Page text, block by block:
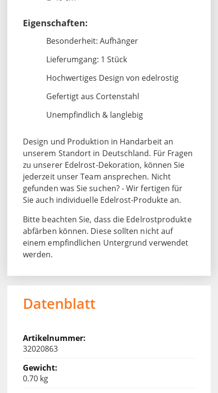
Eigenschaften:
Besonderheit: Aufhänger
Lieferumgang: 1 Stück
Hochwertiges Design von edelrostig
Gefertigt aus Cortenstahl
Unempfindlich & langlebig
Design und Produktion in Handarbeit an
unserem Standort in Deutschland. Für Fragen
zu unserer Edelrost-Dekoration, können Sie
jederzeit unser Team ansprechen. Nicht
gefunden was Sie suchen? - Wir fertigen für
Sie auch individuelle Edelrost-Produkte an.
Bitte beachten Sie, dass die Edelrostprodukte
abfärben können. Diese sollten nicht auf
einem empfindlichen Untergrund verwendet
werden.
Datenblatt
32020863
0.70 kg